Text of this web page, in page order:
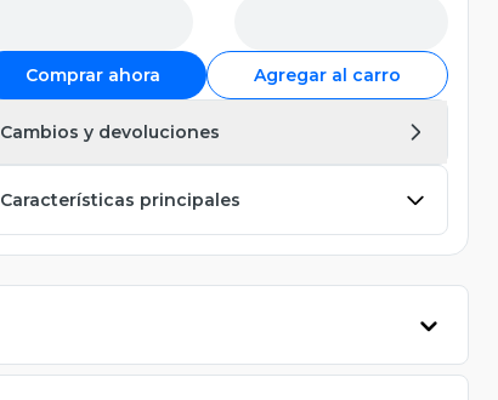
Comprar ahora Agregar al carro
Cambios y devoluciones
Características principales